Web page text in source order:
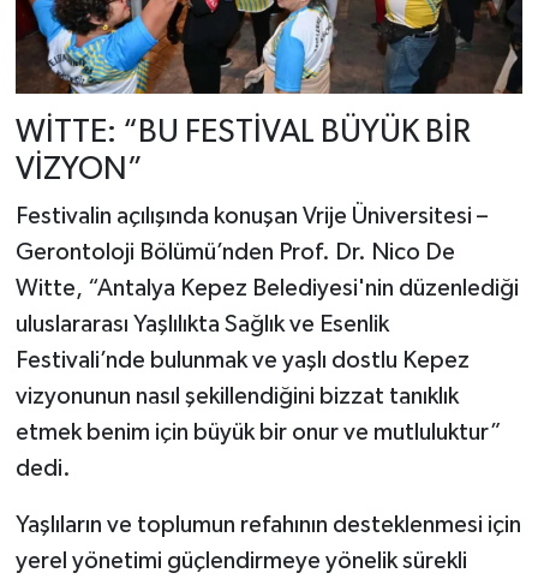
WİTTE: “BU FESTİVAL BÜYÜK BİR
VİZYON”
Festivalin açılışında konuşan Vrije Üniversitesi –
Gerontoloji Bölümü’nden Prof. Dr. Nico De
Witte, “Antalya Kepez Belediyesi'nin düzenlediği
uluslararası Yaşlılıkta Sağlık ve Esenlik
Festivali’nde bulunmak ve yaşlı dostlu Kepez
vizyonunun nasıl şekillendiğini bizzat tanıklık
etmek benim için büyük bir onur ve mutluluktur”
dedi.
Yaşlıların ve toplumun refahının desteklenmesi için
yerel yönetimi güçlendirmeye yönelik sürekli